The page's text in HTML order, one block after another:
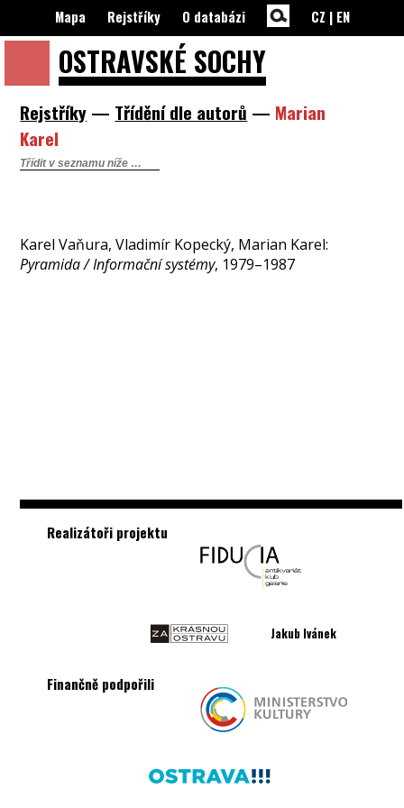
OSTRAVSKÉ SOCHY
Mapa Rejstříky O databázi CZ | EN
Rejstříky — Třídění dle autorů — Marian
Karel
Karel Vaňura, Vladimír Kopecký, Marian Karel:
Pyramida / Informační systémy, 1979–1987
Realizátoři projektu
Jakub Ivánek
Finančně podpořili